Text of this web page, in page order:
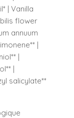
| Vanilla
flower
annuum
|
|
|
salicylate**